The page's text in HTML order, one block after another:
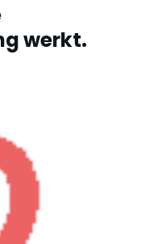
werkt.